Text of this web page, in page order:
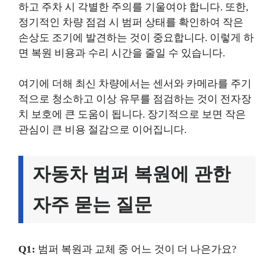
하고 주차 시 각별한 주의를 기울여야 합니다. 또한,
정기적인 차량 점검 시 범퍼 상태를 확인하여 작은
손상도 조기에 발견하는 것이 중요합니다. 이렇게 하
면 복원 비용과 수리 시간을 줄일 수 있습니다.
여기에 더해 최신 차량에서는 센서와 카메라를 주기
적으로 청소하고 이상 유무를 점검하는 것이 전자장
치 보호에 큰 도움이 됩니다. 장기적으로 보면 작은
관심이 큰 비용 절감으로 이어집니다.
자동차 범퍼 복원에 관한
자주 묻는 질문
Q1: 범퍼 복원과 교체 중 어느 것이 더 나은가요?